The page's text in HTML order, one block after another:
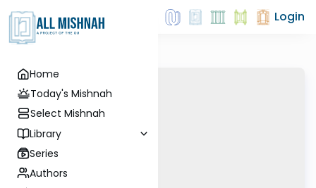
Home
Today's Mishnah
Select Mishnah
Library
Series
Authors
Login